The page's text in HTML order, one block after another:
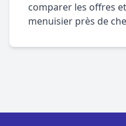
comparer les offres
menuisier près de